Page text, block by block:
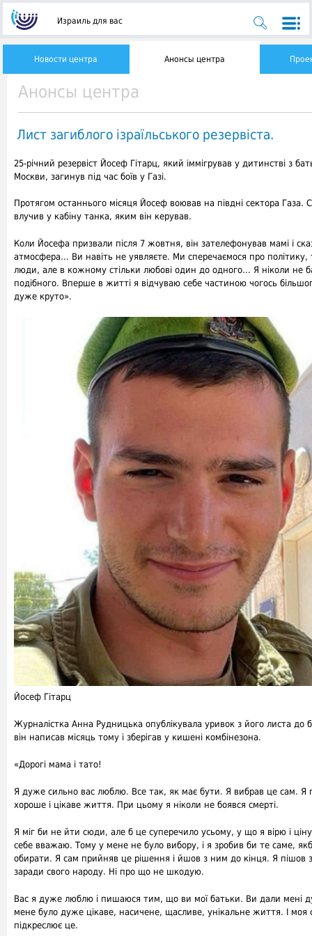
Израиль для вас
Новости центра Анонсы центра
Анонсы центра
Лист загиблого ізраїльського резервіста.
25-річний резервіст Йосеф Гітарц, який іммігрував у дитинстві з
Москви, загинув під час боїв у Газі.
Протягом останнього місяця Йосеф воював на півдні сектора Газа.
влучив у кабіну танка, яким він керував.
Коли Йосефа призвали після 7 жовтня, він зателефонував мамі і
атмосфера… Ви навіть не уявляєте. Ми сперечаємося про політику,
люди, але в кожному стільки любові один до одного… Я ніколи не
подібного. Вперше в житті я відчуваю себе частиною чогось
дуже круто».
Йосеф Гітарц
Журналістка Анна Рудницька опублікувала уривок з його листа до
він написав місяць тому і зберігав у кишені комбінезона.
«Дорогі мама і тато!
Я дуже сильно вас люблю. Все так, як має бути. Я вибрав це сам. Я
хороше і цікаве життя. При цьому я ніколи не боявся смерті.
Я міг би не йти сюди, але б це суперечило усьому, у що я вірю і
себе вважаю. Тому у мене не було вибору, і я зробив би те саме,
обирати. Я сам прийняв це рішення і йшов з ним до кінця. Я пішов
заради свого народу. Ні про що не шкодую.
Вас я дуже люблю і пишаюся тим, що ви мої батьки. Ви дали мені
мене було дуже цікаве, насичене, щасливе, унікальне життя. І моя
підкреслює це.